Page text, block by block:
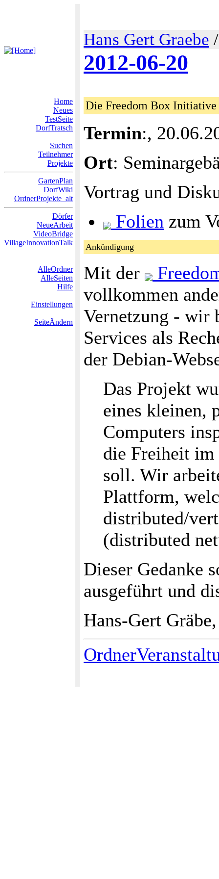
Hans Gert Graebe
2012-06-20
Home
Neues
TestSeite
DorfTratsch
Suchen
Teilnehmer
Projekte
GartenPlan
DorfWiki
OrdnerProjekte_alt
Dörfer
NeueArbeit
VideoBridge
VillageInnovationTalk
AlleOrdner
AlleSeiten
Hilfe
Einstellungen
SeiteÄndern
Die Freedom Box Initiative
Termin:,
Ort:
Vortrag und
Folien zum
Ankündigung
Mit der
vollkommen
Vernetzung - wir
Services als
der Debian-
Das Projekt
eines kleinen,
Computers
die Freiheit im
soll. Wir
Plattform,
distributed/
(distributed
Dieser Gedanke
ausgeführt und
Hans-Gert